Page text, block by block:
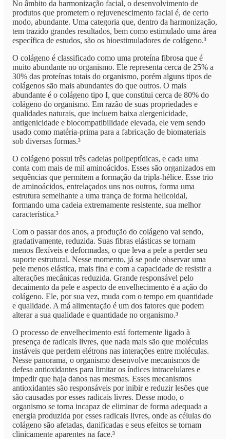
No âmbito da harmonização facial, o desenvolvimento de
produtos que prometem o rejuvenescimento facial é, de certo
modo, abundante. Uma categoria que, dentro da harmonização,
tem trazido grandes resultados, bem como estimulado uma área
específica de estudos, são os bioestimuladores de colágeno.³
O colágeno é classificado como uma proteína fibrosa que é
muito abundante no organismo. Ele representa cerca de 25% a
30% das proteínas totais do organismo, porém alguns tipos de
colágenos são mais abundantes do que outros. O mais
abundante é o colágeno tipo I, que constitui cerca de 80% do
colágeno do organismo. Em razão de suas propriedades e
qualidades naturais, que incluem baixa alergenicidade,
antigenicidade e biocompatibilidade elevada, ele vem sendo
usado como matéria-prima para a fabricação de biomateriais
sob diversas formas.³
O colágeno possui três cadeias polipeptídicas, e cada uma
conta com mais de mil aminoácidos. Esses são organizados em
sequências que permitem a formação da tripla-hélice. Esse trio
de aminoácidos, entrelaçados uns nos outros, forma uma
estrutura semelhante a uma trança de forma helicoidal,
formando uma cadeia extremamente resistente, sua melhor
característica.³
Com o passar dos anos, a produção do colágeno vai sendo,
gradativamente, reduzida. Suas fibras elásticas se tornam
menos flexíveis e deformadas, o que leva a pele a perder seu
suporte estrutural. Nesse momento, já se pode observar uma
pele menos elástica, mais fina e com a capacidade de resistir a
alterações mecânicas reduzida. Grande responsável pelo
decaimento da pele e aspecto de envelhecimento é a ação do
colágeno. Ele, por sua vez, muda com o tempo em quantidade
e qualidade. A má alimentação é um dos fatores que podem
alterar a sua qualidade e quantidade no organismo.³
O processo de envelhecimento está fortemente ligado à
presença de radicais livres, que nada mais são que moléculas
instáveis que perdem elétrons nas interações entre moléculas.
Nesse panorama, o organismo desenvolve mecanismos de
defesa antioxidantes para limitar os índices intracelulares e
impedir que haja danos nas mesmas. Esses mecanismos
antioxidantes são responsáveis por inibir e reduzir lesões que
são causadas por esses radicais livres. Desse modo, o
organismo se torna incapaz de eliminar de forma adequada a
energia produzida por esses radicais livres, onde as células do
colágeno são afetadas, danificadas e seus efeitos se tornam
clinicamente aparentes na face.³